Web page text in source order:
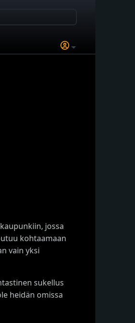
jossa
kohtaamaan
vain yksi
sukellus
heidän omissa